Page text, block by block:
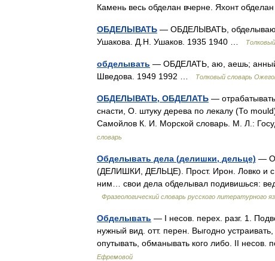
Камень весь обделан вчерне. Яхонт
ОБДЕЛЫВАТЬ — ОБДЕЛЫВАТЬ, обделываю,
Ушакова. Д.Н. Ушаков. 1935 1940 …
обделывать — ОБДЕЛАТЬ, аю, аешь;
Шведова. 1949 1992 …
Толковый словарь
ОБДЕЛЫВАТЬ, ОБДЕЛАТЬ —
снасти, О. штуку дерева по лекалу (То
Самойлов К. И. Морской словарь. М. Л.:
словарь
Обделывать дела (делишки, дельце) —
(ДЕЛИШКИ, ДЕЛЬЦЕ). Прост. Ирон. Ловко и с
ним… свои дела обделывал подивишься:
Фразеологический словарь русского литературного
Обделывать — I несов. перех. разг. 1.
нужный вид. отт. перен. Выгодно
опутывать, обманывать кого либо. II несов.
Ефремовой